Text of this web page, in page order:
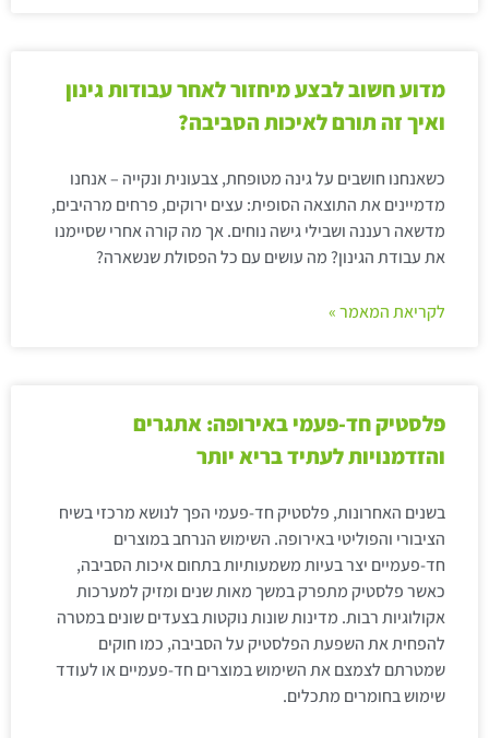
מדוע חשוב לבצע מיחזור לאחר עבודות גינון
ואיך זה תורם לאיכות הסביבה?
כשאנחנו חושבים על גינה מטופחת, צבעונית ונקייה – אנחנו
מדמיינים את התוצאה הסופית: עצים ירוקים, פרחים מרהיבים,
מדשאה רעננה ושבילי גישה נוחים. אך מה קורה אחרי שסיימנו
את עבודת הגינון? מה עושים עם כל הפסולת שנשארה?
לקריאת המאמר »
פלסטיק חד-פעמי באירופה: אתגרים
והזדמנויות לעתיד בריא יותר
בשנים האחרונות, פלסטיק חד-פעמי הפך לנושא מרכזי בשיח
הציבורי והפוליטי באירופה. השימוש הנרחב במוצרים
חד-פעמיים יצר בעיות משמעותיות בתחום איכות הסביבה,
כאשר פלסטיק מתפרק במשך מאות שנים ומזיק למערכות
אקולוגיות רבות. מדינות שונות נוקטות בצעדים שונים במטרה
להפחית את השפעת הפלסטיק על הסביבה, כמו חוקים
שמטרתם לצמצם את השימוש במוצרים חד-פעמיים או לעודד
שימוש בחומרים מתכלים.